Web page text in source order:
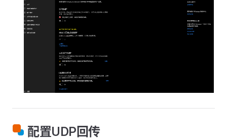
配置UDP回传